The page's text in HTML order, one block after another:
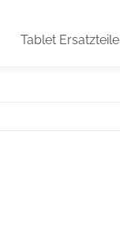
Tablet Ersatzteile